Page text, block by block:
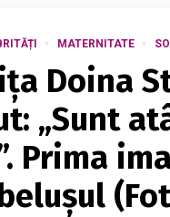
MATERNITATE
Doina
„Sunt
Prima